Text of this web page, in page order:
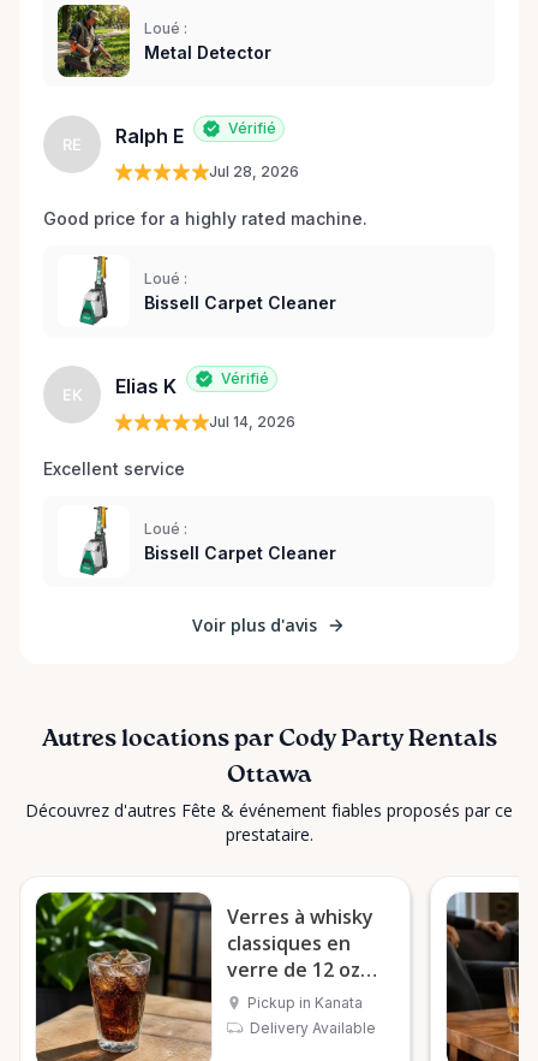
Loué :
Metal Detector
RE Ralph E Vérifié
Jul 28, 2026
Good price for a highly rated machine.
Loué :
Bissell Carpet Cleaner
EK Elias K Vérifié
Jul 14, 2026
Excellent service
Loué :
Bissell Carpet Cleaner
Voir plus d'avis
Autres locations par Cody Party Rentals
Ottawa
Découvrez d'autres Fête & événement fiables proposés par ce
prestataire.
Verres à whisky
classiques en
verre de 12 oz
(sélection par
douzaine)
Pickup in Kanata
Delivery Available